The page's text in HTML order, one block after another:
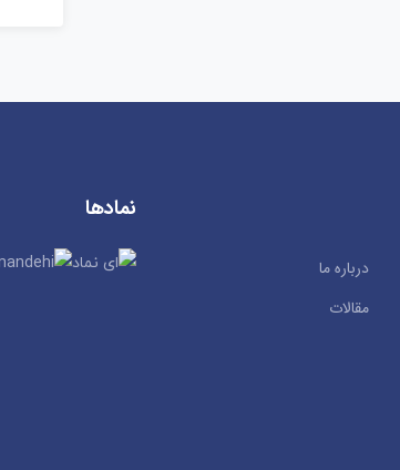
درباره ما
مقالات
نمادها